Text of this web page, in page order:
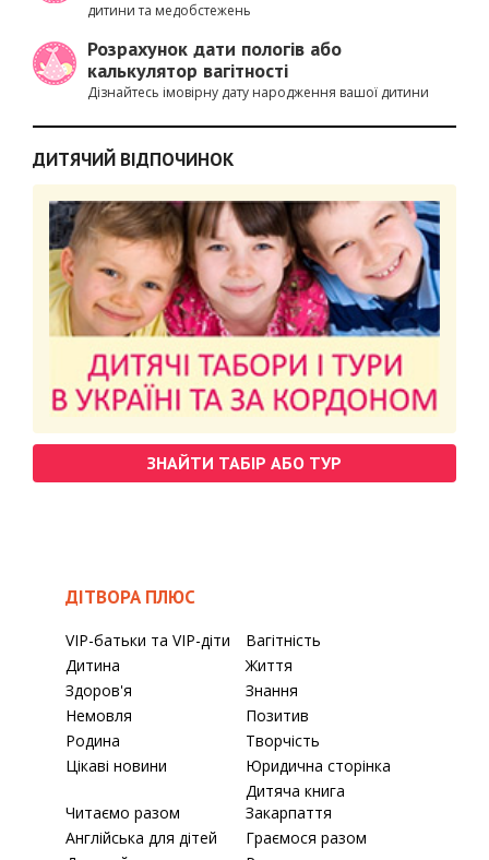
дитини та медобстежень
Розрахунок дати пологів або
калькулятор вагітності
Дізнайтесь імовірну дату народження вашої дитини
ДИТЯЧИЙ ВІДПОЧИНОК
ЗНАЙТИ ТАБІР АБО ТУР
ДІТВОРА ПЛЮС
VIP-батьки та VIP-діти
Вагітність
Дитина
Життя
Здоров'я
Знання
Немовля
Позитив
Родина
Творчість
Цікаві новини
Юридична сторінка
Читаємо разом
Дитяча книга
Закарпаття
Англійська для дітей
Граємося разом